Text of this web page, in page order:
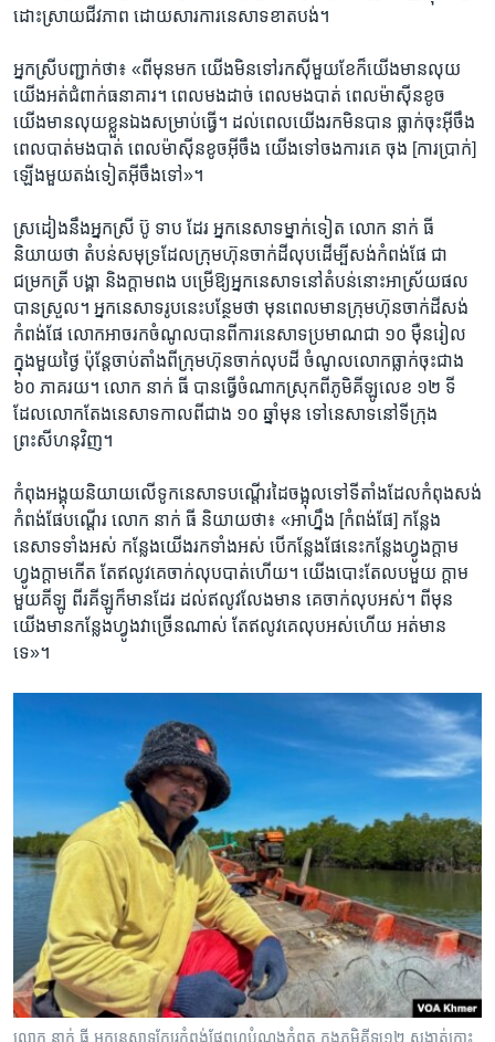
ដោះស្រាយ​ជីវភាព ដោយសារ​ការ​នេសាទ​ខាតបង់។
អ្នកស្រី​បញ្ជាក់​ថា៖ «ពីមុន​មក​ យើង​មិន​ទៅ​រក​ស៊ី​មួយ​ខែ​ក៏​យើងមាន​លុយ
យើង​អត់​ជំពាក់​ធនាគារ។ ពេល​មង​ដាច់ ពេល​មង​បាត់ ពេល​ម៉ាស៊ីន​ខូច​
យើង​មាន​លុយ​ខ្លួន​ឯង​សម្រាប់​ធ្វើ។ ដល់​ពេល​យើង​រក​មិន​បាន ​ធ្លាក់​ចុះ​អ៊ីចឹង
ពេល​បាត់មង​បាត់ ពេល​ម៉ាស៊ីនខូច​អ៊ីចឹង​ យើង​ទៅ​ចង​ការ​គេ ចុង [ការប្រាក់] ​
ឡើង​មួយ​តង់​ទៀត​អ៊ីចឹង​ទៅ»។
ស្រដៀង​នឹងអ្នក​ស្រី ប៊ូ ទាប ដែរ អ្នកនេសាទ​ម្នាក់ទៀត លោក នាក់ ធី
និយាយ​ថា​ តំបន់​សមុទ្រដែលក្រុមហ៊ុន​ចាក់​ដី​លុប​ដើម្បី​សង់​កំពង់​ផែ ជា​
ជម្រក​ត្រី បង្គា និង​ក្តាម​ពង បម្រើ​ឱ្យ​អ្នក​នេសាទ​នៅ​តំបន់​នោះ​អាស្រ័យ​ផល​
បាន​ស្រួល។ អ្នកនេសាទ​រូប​នេះ​បន្ថែមថា មុន​ពេល​មានក្រុមហ៊ុន​ចាក់ដី​សង់​
កំពង់​ផែ លោក​អាច​រក​ចំណូល​បាន​ពី​ការ​នេសាទ​ប្រមាណ​ជា ​១០ ​ម៉ឺន​រៀល
ក្នុង​មួយ​ថ្ងៃ ប៉ុន្តែ​ចាប់​តាំង​ពី​ក្រុម​ហ៊ុន​ចាក់​លុបដី ចំណូល​លោក​ធ្លាក់​ចុះ​ជាង ​
៦០ ​ភាគរយ​។​ លោក នាក់ ធី បាន​ធ្វើ​ចំណាក​ស្រុក​ពីភូមិគីឡូ​លេខ​ ១២ ទី​
ដែលលោកតែង​នេសាទ​កាល​ពី​ជាង​ ១០ ​ឆ្នាំ​មុន ទៅ​នេសាទ​នៅ​ទីក្រុង​
ព្រះសីហនុ​វិញ។
កំពុង​អង្គុយ​និយាយ​លើ​ទូក​នេសាទ​បណ្តើរដៃ​ចង្អុល​ទៅ​ទីតាំង​ដែល​កំពុង​សង់​
កំពង់​ផែ​បណ្តើរ លោក​ នាក់ ធី និយាយ​ថា៖ «អាហ្នឹង [កំពង់ផែ] កន្លែង
នេសាទ​ទាំងអស់ កន្លែង​យើង​រក​ទាំងអស់ បើ​កន្លែង​ផែ​នេះ​កន្លែង​ហ្វូងក្តាម
ហ្វូងក្តាម​កើត តែ​ឥលូវ​គេ​ចាក់​លុបបាត់ហើយ។ យើងបោះតែ​លប​មួយ ក្តាម​
មួយ​គីឡូ ពីរ​គីឡូ​ក៏មាន​ដែរ ដល់​ឥលូវ​លែង​មាន គេ​ចាក់​លុប​អស់។ ពីមុន​
យើង​មាន​កន្លែង​ហ្វូង​វា​ច្រើន​ណាស់ តែ​ឥលូវ​គេ​លុប​អស់​ហើយ អត់​មាន​
ទេ»។
លោក នាក់ ធី អ្នកនេសាទក្បែរកំពង់ផែពហុបំណងកំពត ក្នុងភូមិគីឡូ១២ សង្កាត់កោះ